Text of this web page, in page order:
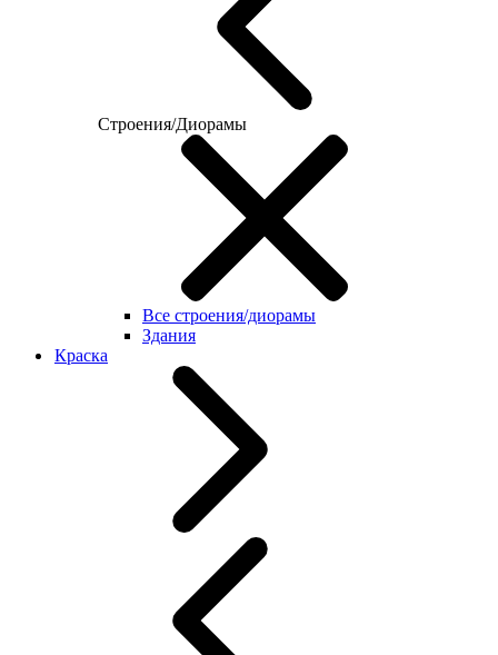
Строения/Диорамы
Все строения/диорамы
Здания
Краска